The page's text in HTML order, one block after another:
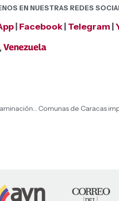
EN NUESTRAS REDES
Facebook Telegram
,Venezuela
Alcaldesa Carmen Meléndez aplicará la ley a quienes incurran en contaminación sónica